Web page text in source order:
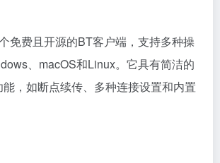
免费且开源的BT客户端，支持多种操
、macOS和Linux。它具有简洁的
，如断点续传、多种连接设置和内置